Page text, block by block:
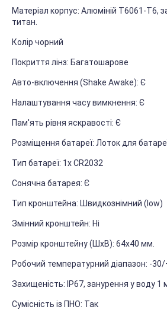
Матеріал корпус: Алюміній T6061-T6,
титан.
Колір чорний
Покриття лінз: Багатошарове
Авто-включення (Shake Awake): Є
Налаштування часу вимкнення: Є
Пам'ять рівня яскравості: Є
Розміщення батареї: Лоток для
Тип батареї: 1х CR2032
Сонячна батарея: Є
Тип кронштейна: Швидкознімний (low)
Змінний кронштейн: Ні
Розмір кронштейну (ШхВ): 64х40 мм.
Робочий температурний діапазон: -30/
Захищеність: IP67, занурення у воду 1
Сумісність із ПНО: Так